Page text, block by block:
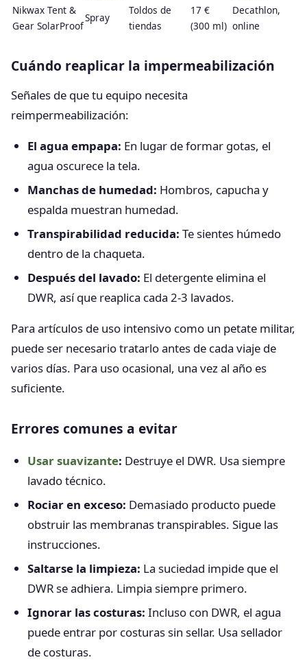
Nikwax Tent &
Gear SolarProof
Spray
Toldos de
tiendas
17 €
(300 ml)
Decathlon,
online
Cuándo reaplicar la impermeabilización
Señales de que tu equipo necesita
reimpermeabilización:
El agua empapa: En lugar de formar gotas, el
agua oscurece la tela.
Manchas de humedad: Hombros, capucha y
espalda muestran humedad.
Transpirabilidad reducida: Te sientes húmedo
dentro de la chaqueta.
Después del lavado: El detergente elimina el
DWR, así que reaplica cada 2-3 lavados.
Para artículos de uso intensivo como un petate militar,
puede ser necesario tratarlo antes de cada viaje de
varios días. Para uso ocasional, una vez al año es
suficiente.
Errores comunes a evitar
Usar suavizante: Destruye el DWR. Usa siempre
lavado técnico.
Rociar en exceso: Demasiado producto puede
obstruir las membranas transpirables. Sigue las
instrucciones.
Saltarse la limpieza: La suciedad impide que el
DWR se adhiera. Limpia siempre primero.
Ignorar las costuras: Incluso con DWR, el agua
puede entrar por costuras sin sellar. Usa sellador
de costuras.